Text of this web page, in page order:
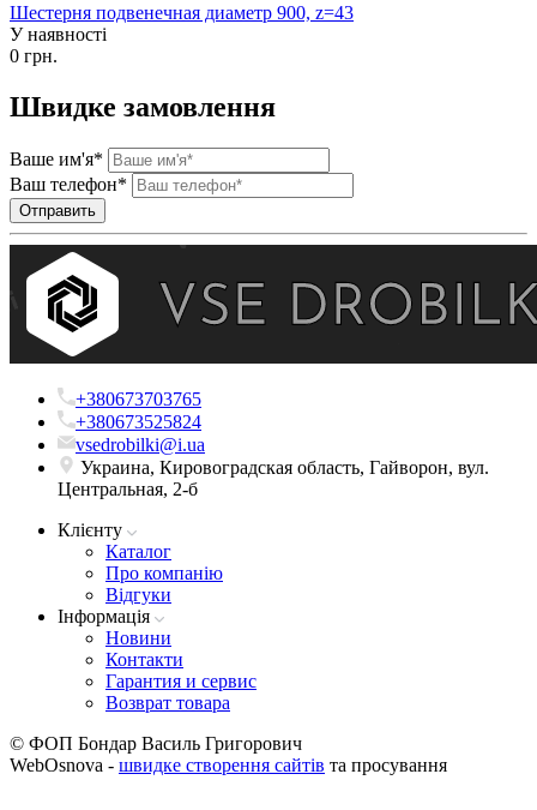
Шестерня подвенечная диаметр 900, z=43
У наявності
0 грн.
Швидке замовлення
Ваше им'я*
Ваш телефон*
+380673703765
+380673525824
vsedrobilki@i.ua
Украина, Кировоградская область, Гайворон, вул.
Центральная, 2-б
Клієнту
Каталог
Про компанію
Вiдгуки
Iнформацiя
Новини
Контакти
Гарантия и сервис
Возврат товара
© ФОП Бондар Василь Григорович
WebOsnova - швидке створення сайтів та просування